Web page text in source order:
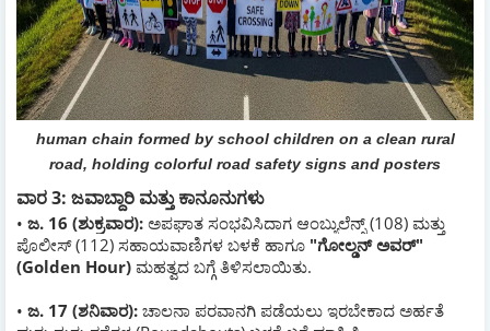
human chain formed by school children on a clean rural
road, holding colorful road safety signs and posters
ವಾರ 3: ಜವಾಬ್ದಾರಿ ಮತ್ತು ಕಾನೂನುಗಳು
• ಜ. 16 (ಶುಕ್ರವಾರ): ಅಪಘಾತ ಸಂಭವಿಸಿದಾಗ ಆಂಬ್ಯುಲೆನ್ಸ್ (108) ಮತ್ತು
ಪೊಲೀಸ್ (112) ಸಹಾಯವಾಣಿಗಳ ಬಳಕೆ ಹಾಗೂ "ಗೋಲ್ಡನ್ ಅವರ್"
(Golden Hour) ಮಹತ್ವದ ಬಗ್ಗೆ ತಿಳಿಸಲಾಯಿತು.
• ಜ. 17 (ಶನಿವಾರ): ಚಾಲನಾ ಪರವಾನಗಿ ಪಡೆಯಲು ಇರಬೇಕಾದ ಅರ್ಹತೆ